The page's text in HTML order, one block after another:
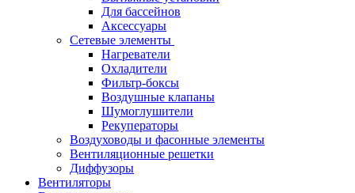
Для бассейнов
Аксессуары
Сетевые элементы
Нагреватели
Охладители
Фильтр-боксы
Воздушные клапаны
Шумоглушители
Рекуператоры
Воздуховоды и фасонные элементы
Вентиляционные решетки
Диффузоры
Вентиляторы